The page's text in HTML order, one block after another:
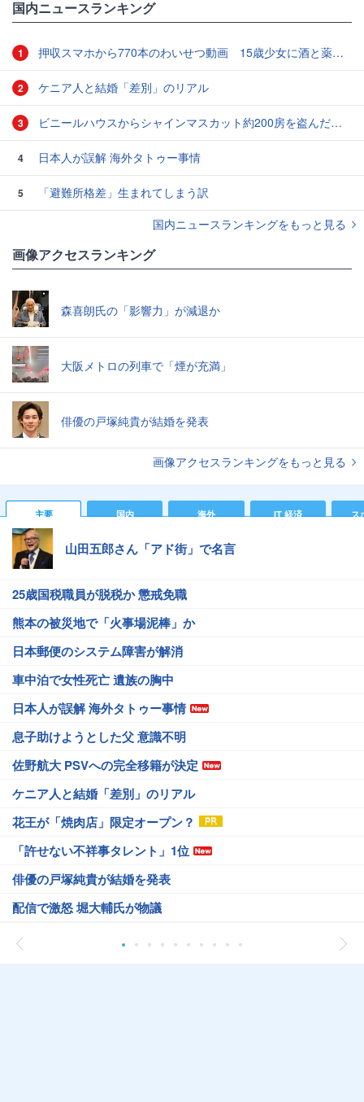
国内ニュースランキング
1 押収スマホから770本のわいせつ動画 15歳少女に酒と薬飲ませ性的暴行か 54歳男を再逮捕 「薬もありますよ」とSNSで誘い出し
2 ケニア人と結婚「差別」のリアル
3 ビニールハウスからシャインマスカット約200房を盗んだ疑い ネットで販売か 無職の男（42）逮捕 岡山県警
4 日本人が誤解 海外タトゥー事情
5
「避難所格差」生まれてしまう訳
国内ニュースランキングをもっと見る
画像アクセスランキング
森喜朗氏の「影響力」が減退か
大阪メトロの列車で「煙が充満」
俳優の戸塚純貴が結婚を発表
画像アクセスランキングをもっと見る
主要 国内 海外 IT 経済 ス
山田五郎さん「アド街」で名言
25歳国税職員が脱税か 懲戒免職
熊本の被災地で「火事場泥棒」か
日本郵便のシステム障害が解消
車中泊で女性死亡 遺族の胸中
日本人が誤解 海外タトゥー事情
息子助けようとした父 意識不明
佐野航大 PSVへの完全移籍が決定
ケニア人と結婚「差別」のリアル
花王が「焼肉店」限定オープン？
「許せない不祥事タレント」1位
俳優の戸塚純貴が結婚を発表
配信で激怒 堀大輔氏が物議